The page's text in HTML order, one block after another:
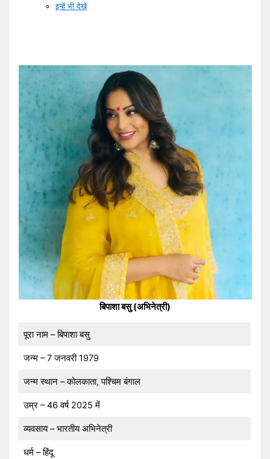
इन्हें भी देखें
बिपाशा बसु (अभिनेत्री)
पूरा नाम – बिपाशा बसु
जन्म – 7 जनवरी 1979
जन्म स्थान – कोलकाता, पश्चिम बंगाल
उम्र – 46 वर्ष 2025 में
व्यवसाय – भारतीय अभिनेत्री
धर्म – हिंदू